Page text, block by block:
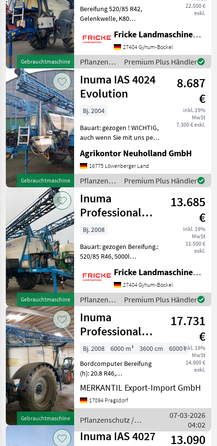
Gebrauchtmaschine
22.500 €
exkl.
Bereifung 520/85 R42,
Gelenkwelle, K80
ISOBUS, Einspülschleuse,
hydraulisch klappbar,
Druckluftbremse, 27m
Arbeitsbreite, 5000l
Füllmenge, Hanga
Fricke Landmaschinen GmbH
27404 Gyhum-Bockel
Pflanzenschutz
/ Inuma
Premium Plus Händler
Gebrauchtmaschine
Inuma IAS 4024
Evolution
8.687
€
inkl. 19%
MwSt
7.300 € exkl.
Bj. 2004
Bauart: gezogen ! WICHTIG,
auch wenn Sie mit uns per
chatten und daraufhin
Maschinen kaufen, bitte
kontrollieren Sie die
Auftragsbestätigung,
Agrikontor Neuholland GmbH
16775 Löwenberger Land
Pflanzenschutz
/ Inuma
Premium Plus Händler
Gebrauchtmaschine
Inuma
Professional
5030
13.685
€
inkl. 19%
MwSt
11.500 €
exkl.
Bj. 2008
Bauart: gezogen Bereifung.:
520/85 R46, 5000l
Höhenverstellung,
hydraulisch klappbar,
hydraulischer
Hangausgleich,
Fricke Landmaschinen GmbH
27404 Gyhum-Bockel
Pflanzenschutz
/ Inuma
Premium Plus Händler
Gebrauchtmaschine
Inuma
Professional
6036
17.731
€
inkl. 19%
MwSt
14.900 €
exkl.
Bj. 2008 6000 m³ 3600 cm
6000 l
Bordcomputer Bereifung
(h): 20.8 R46,
Beleuchtung/Warntafeln,
Teilbreiten (8x), Einachser
________ Baujahr 2008,
Arbeitsbreite 36 m.
Teilbreite
MERKANTIL Export-Import GmbH
17094 Pragsdorf
Pflanzenschutz /
Inuma
07-03-2026
04:02
Inuma IAS 4027
13.090